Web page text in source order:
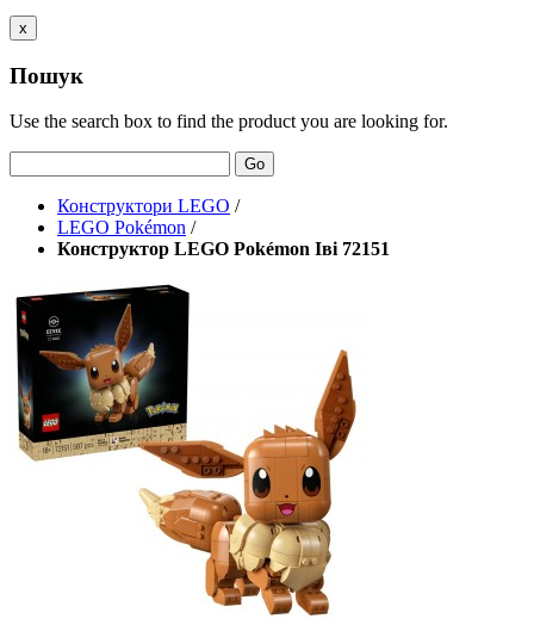
x
Пошук
Use the search box to find the product you are looking for.
Go
Конструктори LEGO /
LEGO Pokémon /
Конструктор LEGO Pokémon Іві 72151